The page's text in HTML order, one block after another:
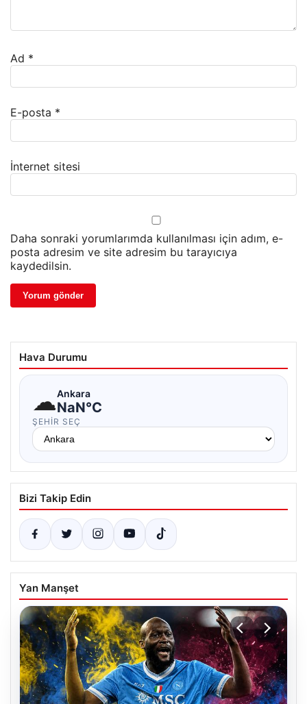
Ad *
E-posta *
İnternet sitesi
Daha sonraki yorumlarımda kullanılması için adım, e-
posta adresim ve site adresim bu tarayıcıya
kaydedilsin.
Hava Durumu
☁Ankara
NaN°C
ŞEHIR SEÇ
Bizi Takip Edin
Yan Manşet